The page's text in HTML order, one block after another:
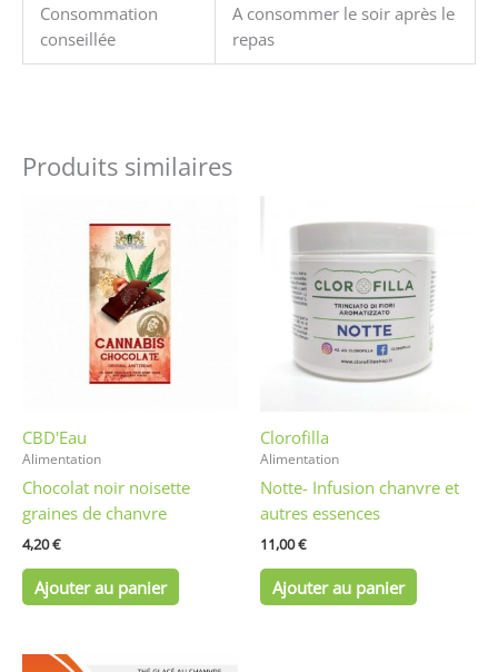
Consommation
conseillée
A consommer le soir après le
repas
Produits similaires
CBD'Eau
Alimentation
Chocolat noir noisette
graines de chanvre
4,20€
Ajouter au panier
Clorofilla
Alimentation
Notte- Infusion chanvre et
autres essences
11,00€
Ajouter au panier